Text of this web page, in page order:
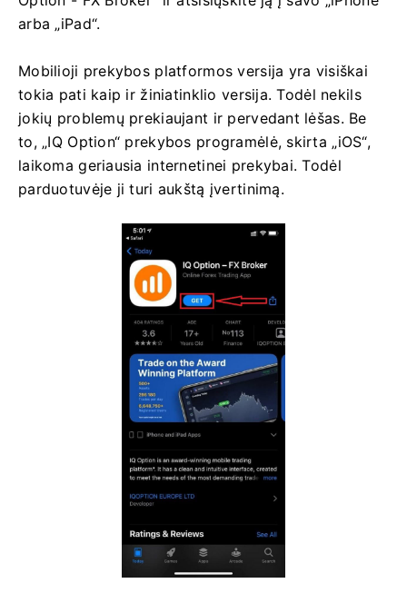
arba „iPad“.
Mobilioji prekybos platformos versija yra visiškai
tokia pati kaip ir žiniatinklio versija. Todėl nekils
jokių problemų prekiaujant ir pervedant lėšas. Be
to, „IQ Option“ prekybos programėlė, skirta „iOS“,
laikoma geriausia internetinei prekybai. Todėl
parduotuvėje ji turi aukštą įvertinimą.